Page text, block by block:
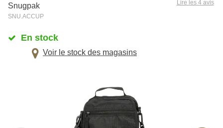
Snugpak
SNU.ACCUP
Lire les 4 avis
En stock
Voir le stock des magasins